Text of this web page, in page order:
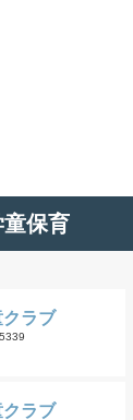
保育
ラブ
ラブ